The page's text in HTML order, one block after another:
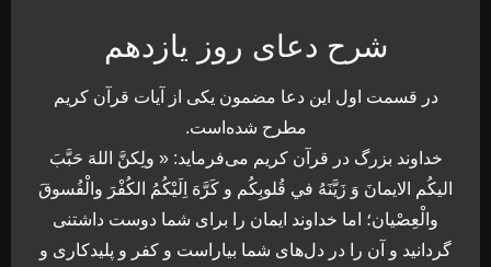
شرح دعای روز یازدهم
در قسمت اول اين دعا مضمون يکی از آيات قرآن کريم
مطرح شده‌است.
خداوند بزرگ در قرآن كريم می‌فرمايد: « ولِكنَّ اللهَ حَبَّبَ
اليكُم الايمانَ وَ زَيَّنَهُ في قُلوبِكُم و كَرَّهَ اِلَيْكُمُ الكُفْرَ والْفُسوقَ
والْعِصْيان؛ اما خداوند ايمان را برای شما دوست داشتنی
گردانيد و آن را در دل‌های شما بياراست و كفر و پليدكاری و